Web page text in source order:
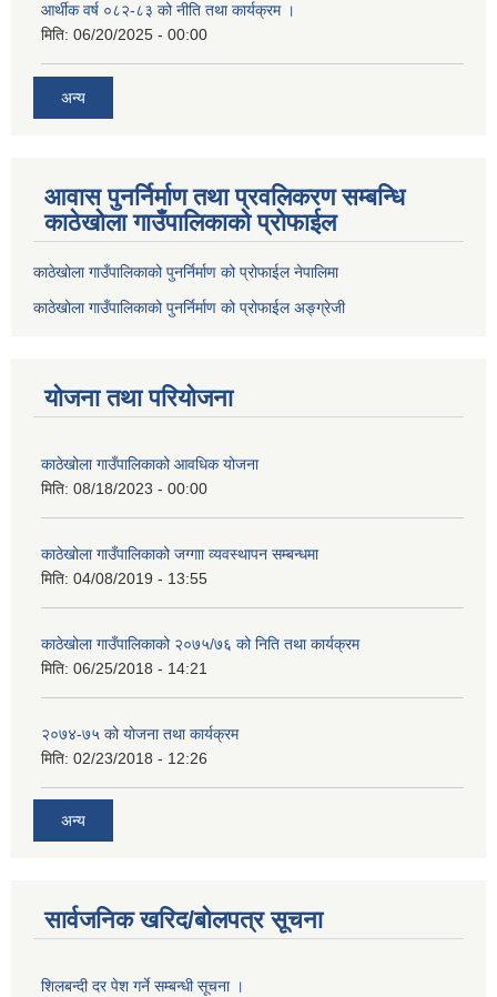
आर्थीक वर्ष ०८२-८३ को नीति तथा कार्यक्रम ।
मिति: 06/20/2025 - 00:00
अन्य
आवास पुनर्निर्माण तथा प्रवलिकरण सम्बन्धि
काठेखोला गाउँपालिकाको प्रोफाईल
काठेखोला गाउँपालिकाको पुनर्निर्माण को प्रोफाईल नेपालिमा
काठेखोला गाउँपालिकाको पुनर्निर्माण को प्रोफाईल अङ्ग्रेजी
योजना तथा परियोजना
काठेखोला गाउँपालिकाको आवधिक योजना
मिति: 08/18/2023 - 00:00
काठेखोला गाउँपालिकाको जग्गाा व्यवस्थापन सम्बन्धमा
मिति: 04/08/2019 - 13:55
काठेखोला गाउँपालिकाको २०७५/७६ को निति तथा कार्यक्रम
मिति: 06/25/2018 - 14:21
२०७४-७५ को योजना तथा कार्यक्रम
मिति: 02/23/2018 - 12:26
अन्य
सार्वजनिक खरिद/बोलपत्र सूचना
शिलबन्दी दर पेश गर्ने सम्बन्धी सूचना ।